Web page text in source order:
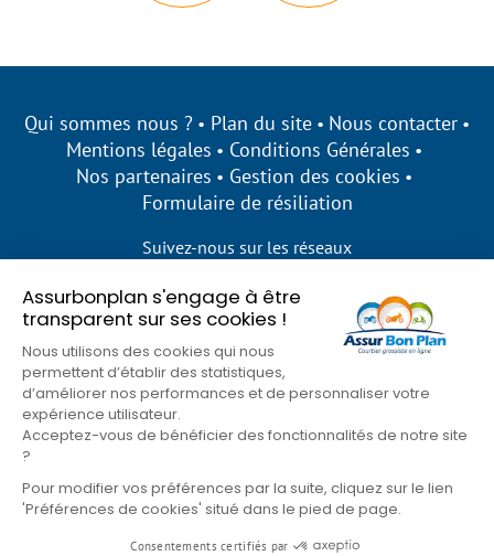
Assurbonplan s'engage à être
transparent sur ses cookies !
Nous utilisons des cookies qui nous
permettent d’établir des statistiques,
d’améliorer nos performances et de personnaliser votre
expérience utilisateur.
Acceptez-vous de bénéficier des fonctionnalités de notre site
?
Pour modifier vos préférences par la suite, cliquez sur le lien
'Préférences de cookies' situé dans le pied de page.
Consentements certifiés par
Qui sommes nous ? Plan du site
Nous contacter
Mentions légales
Conditions Générales
Nos partenaires
Gestion des cookies
Formulaire de résiliation
Suivez-nous sur les réseaux